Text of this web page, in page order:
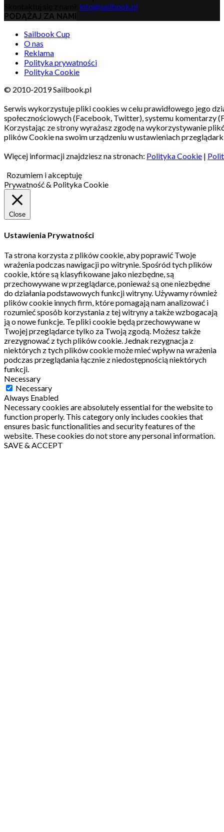
info@sailbook.pl
PODĄŻAJ ZA NAMI
Sailbook Cup
O nas
Reklama
Polityka prywatności
Polityka Cookie
© 2010-2019 Sailbook.pl
Serwis wykorzystuje pliki cookies w celu prawidłowego jego
społecznościowych (Facebook, Twitter), systemu komentarzy
Korzystając ze strony wyrażasz zgodę na wykorzystywanie
plików Cookie na swoim urządzeniu w ustawieniach
Więcej informacji znajdziesz na stronach: Polityka Cookie |
Rozumiem i akceptuję
Prywatność & Polityka Cookie
Close
Ustawienia Prywatności
Ta strona korzysta z plików cookie, aby poprawić Twoje
wrażenia podczas nawigacji po witrynie.Spośród tych plików
cookie, które są klasyfikowane jako niezbędne, są
przechowywane w przeglądarce, ponieważ są one niezbędne
do działania podstawowych funkcji witryny. Używamy również
plików cookie innych firm, które pomagają nam analizować i
rozumieć sposób korzystania z tej witryny a także wzbogacają
ją o nowe funkcje. Te pliki cookie będą przechowywane w
Twojej przeglądarce tylko za Twoją zgodą. Możesz także
zrezygnować z tych plików cookie. Jednak rezygnacja z
niektórych z tych plików cookie może mieć wpływ na wrażenia
podczas przeglądania łącznie z niedostępnością niektórych
funkcji.
Necessary
Necessary
Always Enabled
Necessary cookies are absolutely essential for the website to
function properly. This category only includes cookies that
ensures basic functionalities and security features of the
website. These cookies do not store any personal information.
SAVE & ACCEPT